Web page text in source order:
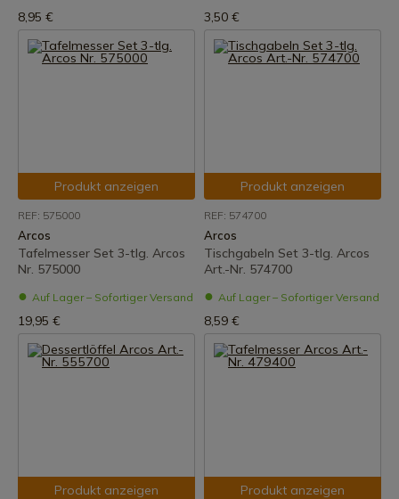
8,95 € 3,50 €
Produkt anzeigen
REF: 575000
Arcos
Tafelmesser Set 3-tlg. Arcos
Nr. 575000
Auf Lager – Sofortiger Versand
19,95 €
Produkt anzeigen
REF: 574700
Arcos
Tischgabeln Set 3-tlg. Arcos
Art.-Nr. 574700
Auf Lager – Sofortiger Versand
8,59 €
Produkt anzeigen Produkt anzeigen